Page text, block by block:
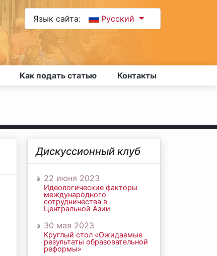
Язык сайта: Русский
Как подать статью Контакты
Дискуссионный клуб
22 июня 2023
Идеологические факторы
международного
сотрудничества в
Центральной Азии
30 мая 2023
Круглый стол «Ожидаемые
результаты образовательной
реформы»